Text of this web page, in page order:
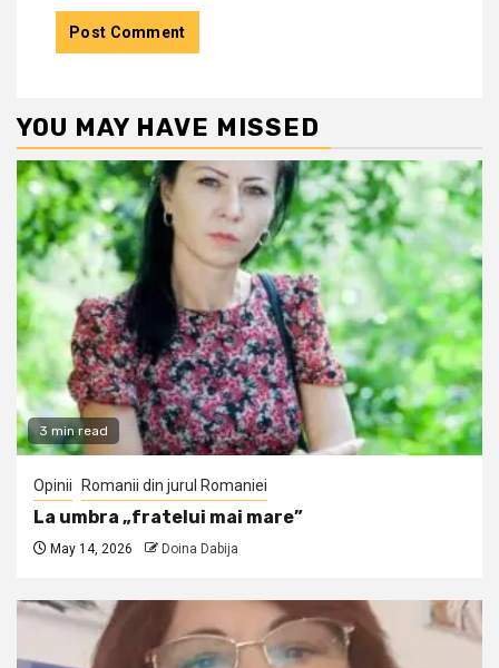
YOU MAY HAVE MISSED
3 min read
Opinii Romanii din jurul Romaniei
La umbra „fratelui mai mare”
May 14, 2026 Doina Dabija